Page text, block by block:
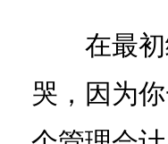
在最初
哭，因为